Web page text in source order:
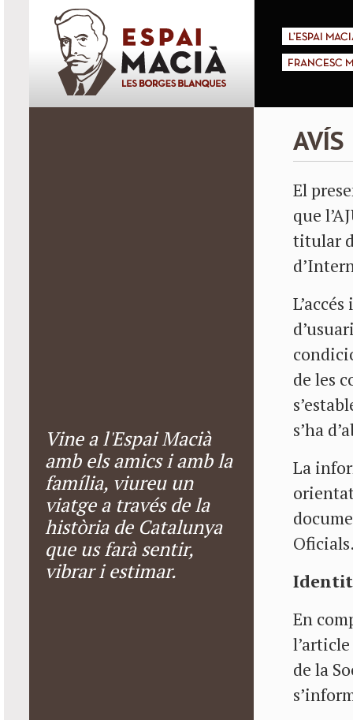
L'ESPAI
FRANCESC
Vine a l'Espai Macià
amb els amics i amb la
família, viureu un
viatge a través de la
història de Catalunya
que us farà sentir,
vibrar i estimar.
AVÍS
El
que
titular
de les
s’ha
La
En
de la